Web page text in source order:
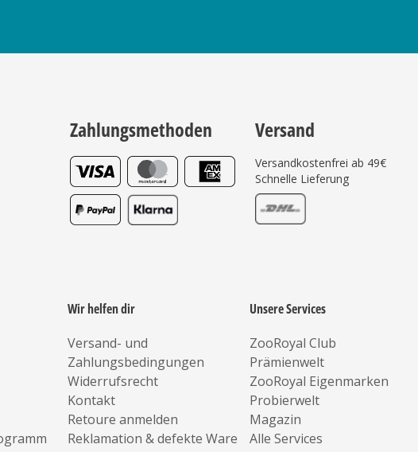
Zahlungsmethoden Versand
Versandkostenfrei ab 49€
Schnelle Lieferung
Wir helfen dir
Versand- und
Zahlungsbedingungen
Widerrufsrecht
Kontakt
Retoure anmelden
Reklamation & defekte Ware
Unsere Services
ZooRoyal Club
Prämienwelt
ZooRoyal Eigenmarken
Probierwelt
Magazin
Alle Services